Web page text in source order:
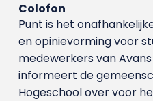
Colofon
Punt is het
en opinievorming voor
medewerkers van
informeert de
Hogeschool over voor